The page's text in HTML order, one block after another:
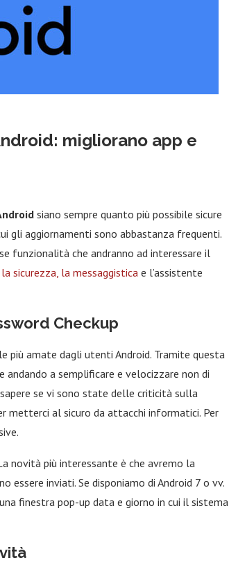
migliorano app e
siano sempre quanto più possibile sicure
gli aggiornamenti sono abbastanza frequenti.
funzionalità che andranno ad interessare il
la sicurezza, la messaggistica e l’assistente
Checkup
più amate dagli utenti Android. Tramite questa
a semplificare e velocizzare non di
se vi sono state delle criticità sulla
metterci al sicuro da attacchi informatici. Per
novità più interessante è che avremo la
essere inviati. Se disponiamo di Android 7 o vv.
finestra pop-up data e giorno in cui il sistema